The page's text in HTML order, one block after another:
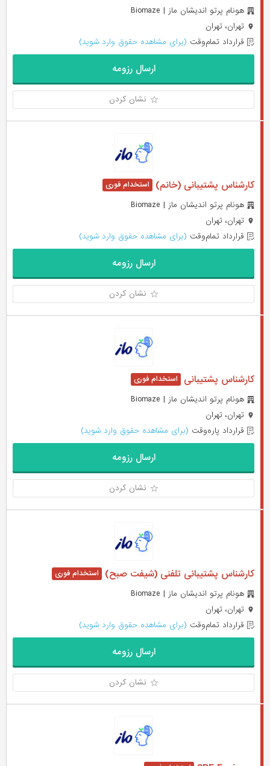
هونام پرتو اندیشان ماز | Biomaze
تهران، تهران
قرارداد تمام‌وقت (برای مشاهده حقوق وارد شوید)
ارسال رزومه
نشان کردن
کارشناس پشتیبانی (خانم)
هونام پرتو اندیشان ماز | Biomaze
تهران، تهران
قرارداد تمام‌وقت (برای مشاهده حقوق وارد شوید)
ارسال رزومه
نشان کردن
کارشناس پشتیبانی
هونام پرتو اندیشان ماز | Biomaze
تهران، تهران
قرارداد پاره‌وقت (برای مشاهده حقوق وارد شوید)
ارسال رزومه
نشان کردن
کارشناس پشتیبانی تلفنی (شیفت صبح)
هونام پرتو اندیشان ماز | Biomaze
تهران، تهران
قرارداد تمام‌وقت (برای مشاهده حقوق وارد شوید)
ارسال رزومه
نشان کردن